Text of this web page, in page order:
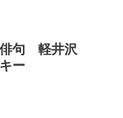
俳句 軽井沢
ー